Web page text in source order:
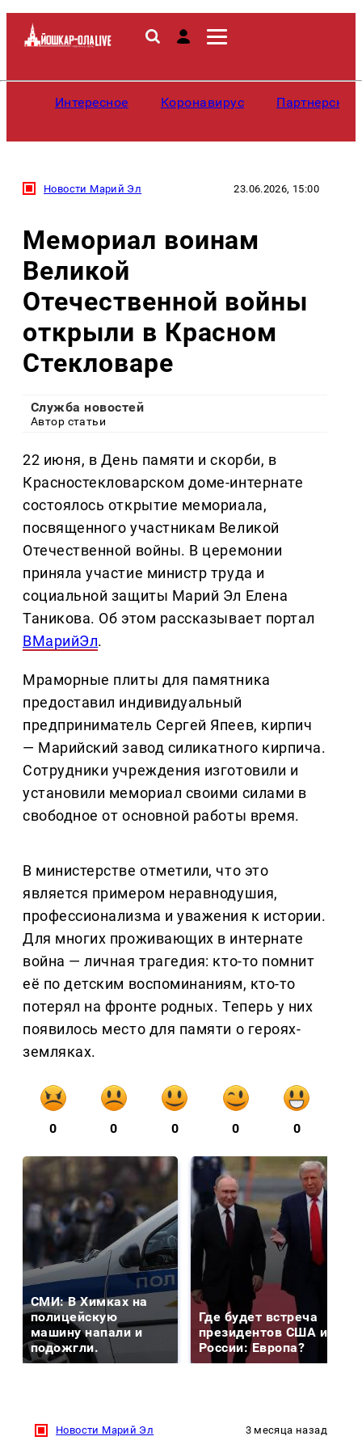
Интересное Коронавирус
Новости Марий Эл 23.06.2026, 15:00
Мемориал воинам
Великой
Отечественной войны
открыли в Красном
Стекловаре
Служба новостей
Автор статьи
22 июня, в День памяти и скорби, в
Красностекловарском доме-интернате
состоялось открытие мемориала,
посвященного участникам Великой
Отечественной войны. В церемонии
приняла участие министр труда и
социальной защиты Марий Эл Елена
Таникова. Об этом рассказывает портал
ВМарийЭл.
Мраморные плиты для памятника
предоставил индивидуальный
предприниматель Сергей Япеев, кирпич
— Марийский завод силикатного кирпича.
Сотрудники учреждения изготовили и
установили мемориал своими силами в
свободное от основной работы время.
В министерстве отметили, что это
является примером неравнодушия,
профессионализма и уважения к истории.
Для многих проживающих в интернате
война — личная трагедия: кто-то помнит
её по детским воспоминаниям, кто-то
потерял на фронте родных. Теперь у них
появилось место для памяти о героях-
земляках.
0 0 0 0 0
СМИ: В Химках на
полицейскую
машину напали и
подожгли.
Где будет встреча
президентов США и
России: Европа?
Новости Марий Эл 3 месяца назад